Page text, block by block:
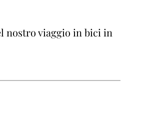
nostro viaggio in bici in